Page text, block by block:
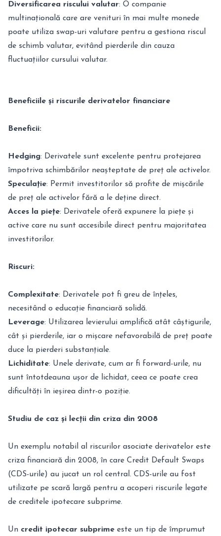
Diversificarea riscului valutar: O companie
multinațională care are venituri în mai multe monede
poate utiliza swap-uri valutare pentru a gestiona riscul
de schimb valutar, evitând pierderile din cauza
fluctuațiilor cursului valutar.
Beneficiile și riscurile derivatelor financiare
Beneficii:
Hedging: Derivatele sunt excelente pentru protejarea
împotriva schimbărilor neașteptate de preț ale activelor.
Speculație: Permit investitorilor să profite de mișcările
de preț ale activelor fără a le deține direct.
Acces la piețe: Derivatele oferă expunere la piețe și
active care nu sunt accesibile direct pentru majoritatea
investitorilor.
Riscuri:
Complexitate: Derivatele pot fi greu de înțeles,
necesitând o educație financiară solidă.
Leverage: Utilizarea levierului amplifică atât câștigurile,
cât și pierderile, iar o mișcare nefavorabilă de preț poate
duce la pierderi substanțiale.
Lichiditate: Unele derivate, cum ar fi forward-urile, nu
sunt întotdeauna ușor de lichidat, ceea ce poate crea
dificultăți în ieșirea dintr-o poziție.
Studiu de caz și lecții din criza din 2008
Un exemplu notabil al riscurilor asociate derivatelor este
criza financiară din 2008, în care Credit Default Swaps
(CDS-urile) au jucat un rol central. CDS-urile au fost
utilizate pe scară largă pentru a acoperi riscurile legate
de creditele ipotecare subprime.
Un credit ipotecar subprime este un tip de împrumut